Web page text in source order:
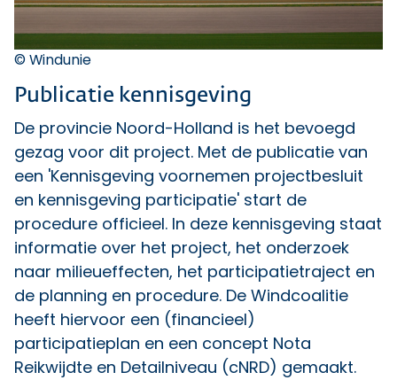
© Windunie
Publicatie kennisgeving
De provincie Noord-Holland is het bevoegd
gezag voor dit project. Met de publicatie van
een 'Kennisgeving voornemen projectbesluit
en kennisgeving participatie' start de
procedure officieel. In deze kennisgeving staat
informatie over het project, het onderzoek
naar milieueffecten, het participatietraject en
de planning en procedure. De Windcoalitie
heeft hiervoor een (financieel)
participatieplan en een concept Nota
Reikwijdte en Detailniveau (cNRD) gemaakt.